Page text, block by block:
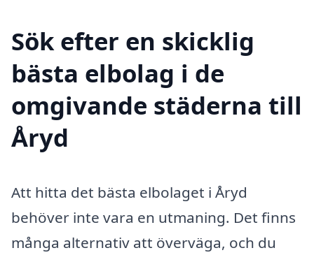
Sök efter en skicklig
bästa elbolag i de
omgivande städerna till
Åryd
Att hitta det bästa elbolaget i Åryd
behöver inte vara en utmaning. Det finns
många alternativ att överväga, och du